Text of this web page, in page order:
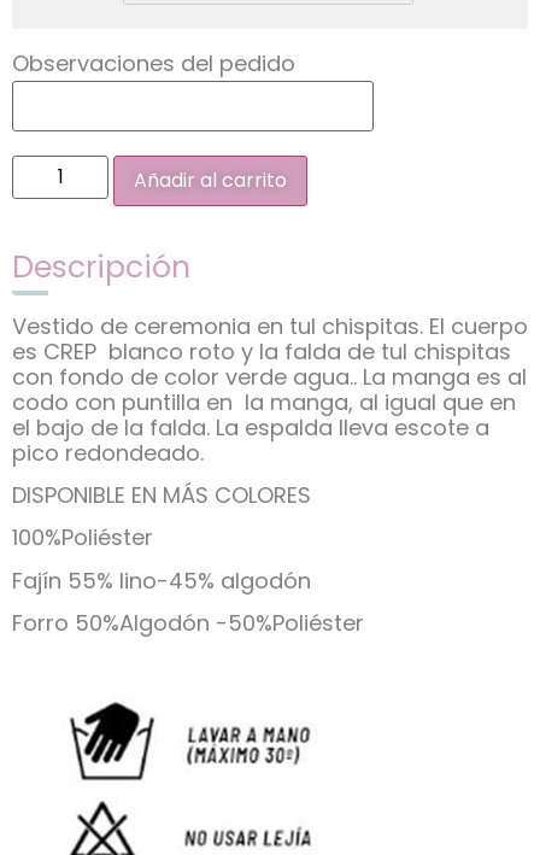
Observaciones del pedido
Añadir al carrito
Descripción
Vestido de ceremonia en tul chispitas. El cuerpo
es CREP blanco roto y la falda de tul chispitas
con fondo de color verde agua.. La manga es al
codo con puntilla en la manga, al igual que en
el bajo de la falda. La espalda lleva escote a
pico redondeado.
DISPONIBLE EN MÁS COLORES
100%Poliéster
Fajín 55% lino-45% algodón
Forro 50%Algodón -50%Poliéster